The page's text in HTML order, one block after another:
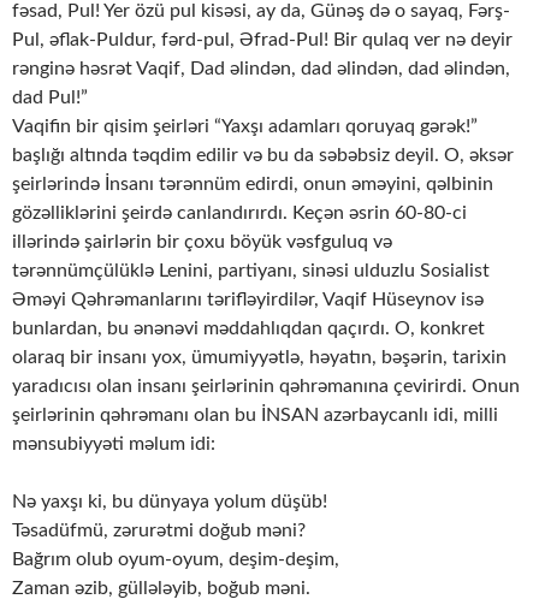
fəsad, Pul! Yer özü pul kisəsi, ay da, Günəş də o sayaq, Fərş-
Pul, əflak-Puldur, fərd-pul, Əfrad-Pul! Bir qulaq ver nə deyir
rənginə həsrət Vaqif, Dad əlindən, dad əlindən, dad əlindən,
dad Pul!”
Vaqifin bir qisim şeirləri “Yaxşı adamları qoruyaq gərək!”
başlığı altında təqdim edilir və bu da səbəbsiz deyil. O, əksər
şeirlərində İnsanı tərənnüm edirdi, onun əməyini, qəlbinin
gözəlliklərini şeirdə canlandırırdı. Keçən əsrin 60-80-ci
illərində şairlərin bir çoxu böyük vəsfguluq və
tərənnümçülüklə Lenini, partiyanı, sinəsi ulduzlu Sosialist
Əməyi Qəhrəmanlarını tərifləyirdilər, Vaqif Hüseynov isə
bunlardan, bu ənənəvi məddahlıqdan qaçırdı. O, konkret
olaraq bir insanı yox, ümumiyyətlə, həyatın, bəşərin, tarixin
yaradıcısı olan insanı şeirlərinin qəhrəmanına çevirirdi. Onun
şeirlərinin qəhrəmanı olan bu İNSAN azərbaycanlı idi, milli
mənsubiyyəti məlum idi:
Nə yaxşı ki, bu dünyaya yolum düşüb!
Təsadüfmü, zərurətmi doğub məni?
Bağrım olub oyum-oyum, deşim-deşim,
Zaman əzib, güllələyib, boğub məni.